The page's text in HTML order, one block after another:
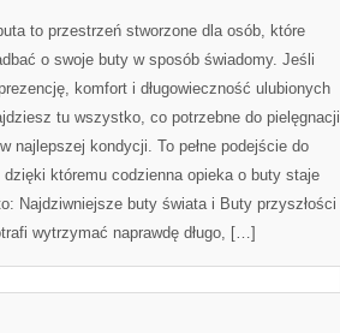
to przestrzeń stworzone dla osób, które
o swoje buty w sposób świadomy. Jeśli
komfort i długowieczność ulubionych
tu wszystko, co potrzebne do pielęgnacji
najlepszej kondycji. To pełne podejście do
dzięki któremu codzienna opieka o buty staje
Najdziwniejsze buty świata i Buty przyszłości
wytrzymać naprawdę długo, […]